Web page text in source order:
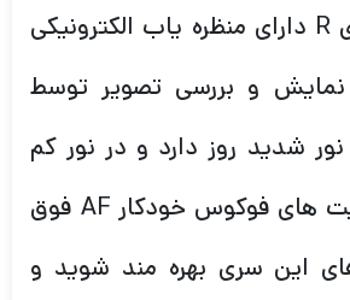
دوربین های سری R دارای منظره یاب الکترونیکی
و بررسی تصویر توسط
شدید روز دارد و در نور کم
میتوانید از قابلیت های فوکوس خودکار AF فوق
این سری بهره مند شوید و